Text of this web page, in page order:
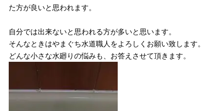
た方が良いと思われます。
自分では出来ないと思われる方が多いと思います。
そんなときはやまぐち水道職人をよろしくお願い致します。
どんな小さな水廻りの悩みも、お答えさせて頂きます。